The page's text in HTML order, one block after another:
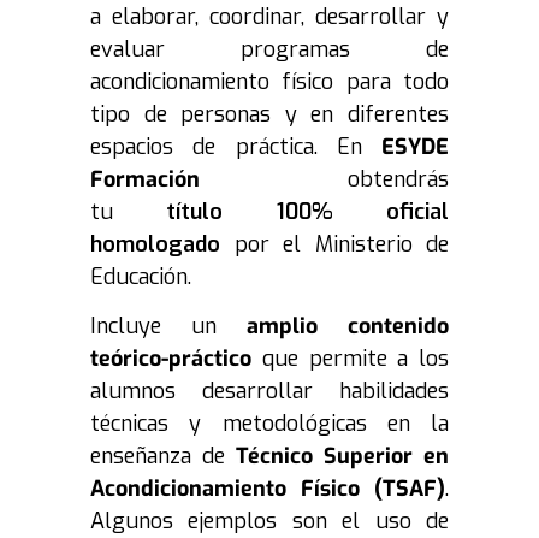
a elaborar, coordinar, desarrollar y
evaluar programas de
acondicionamiento físico para todo
tipo de personas y en diferentes
espacios de práctica. En ESYDE
Formación obtendrás
tu título
100% oficial
homologado por el Ministerio de
Educación.
Incluye un amplio contenido
teórico-práctico que permite a los
alumnos desarrollar habilidades
técnicas y metodológicas en la
enseñanza de Técnico Superior en
Acondicionamiento Físico (TSAF).
Algunos ejemplos son el uso de